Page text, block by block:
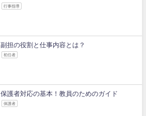
行事指導
副担の役割と仕事内容とは？
初任者
保護者対応の基本！教員のためのガイド
保護者